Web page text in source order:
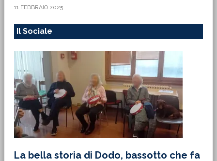
11 FEBBRAIO 2025
Il Sociale
La bella storia di Dodo, bassotto che fa